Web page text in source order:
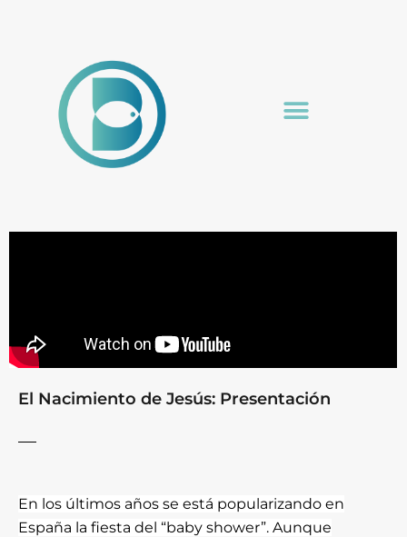
El Nacimiento de Jesús: Presentación
En los últimos años se está popularizando en
España la fiesta del “baby shower”. Aunque